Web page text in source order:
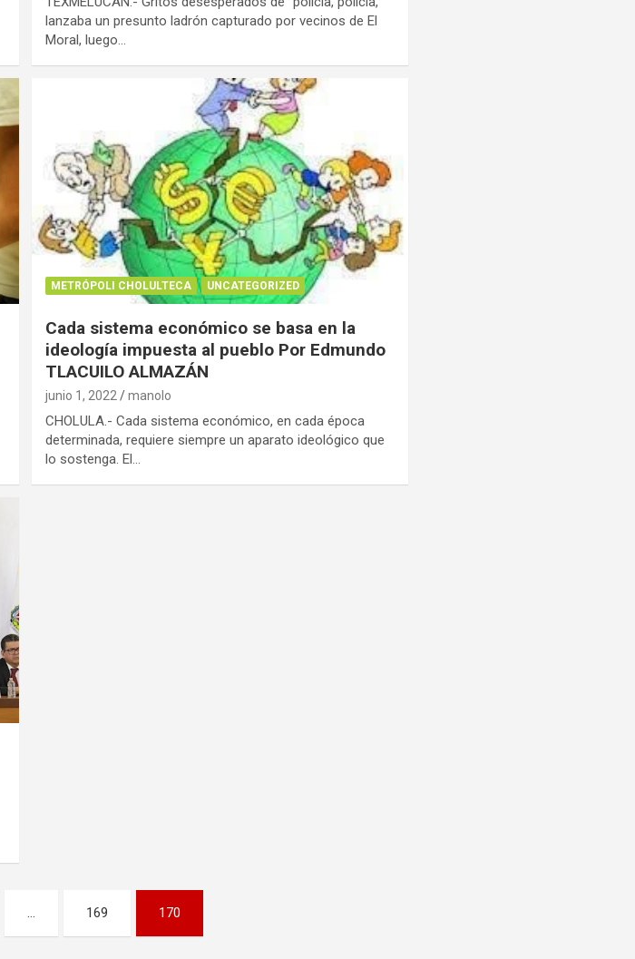
lanzaba un presunto ladrón capturado por vecinos de El
Moral, luego…
METRÓPOLI CHOLULTECA UNCATEGORIZED
Cada sistema económico se basa en la
ideología impuesta al pueblo Por Edmundo
TLACUILO ALMAZÁN
junio 1, 2022 manolo
CHOLULA.- Cada sistema económico, en cada época
determinada, requiere siempre un aparato ideológico que
lo sostenga. El…
… 169 170